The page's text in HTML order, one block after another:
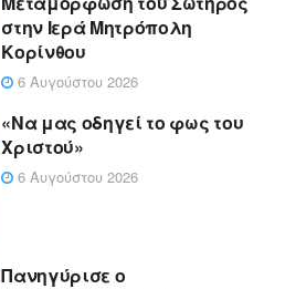
στην Ιερά Μητρόπολη
Κορίνθου
6 Αυγούστου 2026
«Να μας οδηγεί το φως του
Χριστού»
6 Αυγούστου 2026
Πανηγύρισε ο